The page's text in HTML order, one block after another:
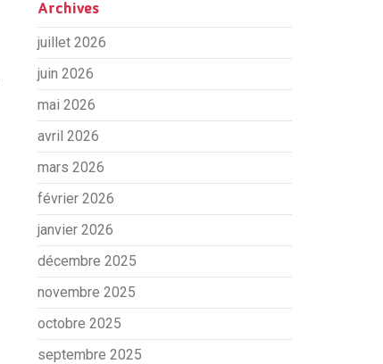
Archives
juillet 2026
juin 2026
mai 2026
avril 2026
mars 2026
février 2026
janvier 2026
décembre 2025
novembre 2025
octobre 2025
septembre 2025